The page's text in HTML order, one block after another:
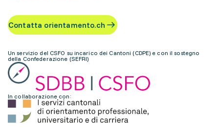
Contatta orientamento.ch
Un servizio del CSFO su incarico dei Cantoni (CDPE) e con il sostegno
della Confederazione (SEFRI)
In collaborazione con: